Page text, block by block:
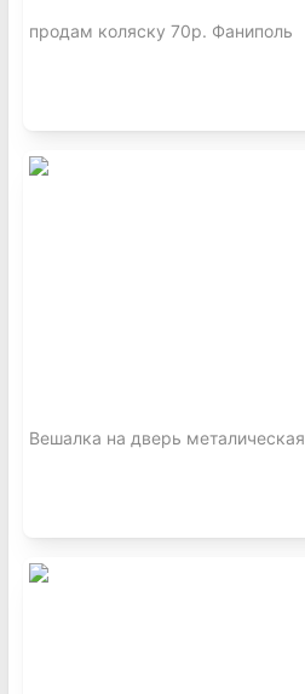
продам коляску 70р. Фаниполь
Вешалка на дверь металическая